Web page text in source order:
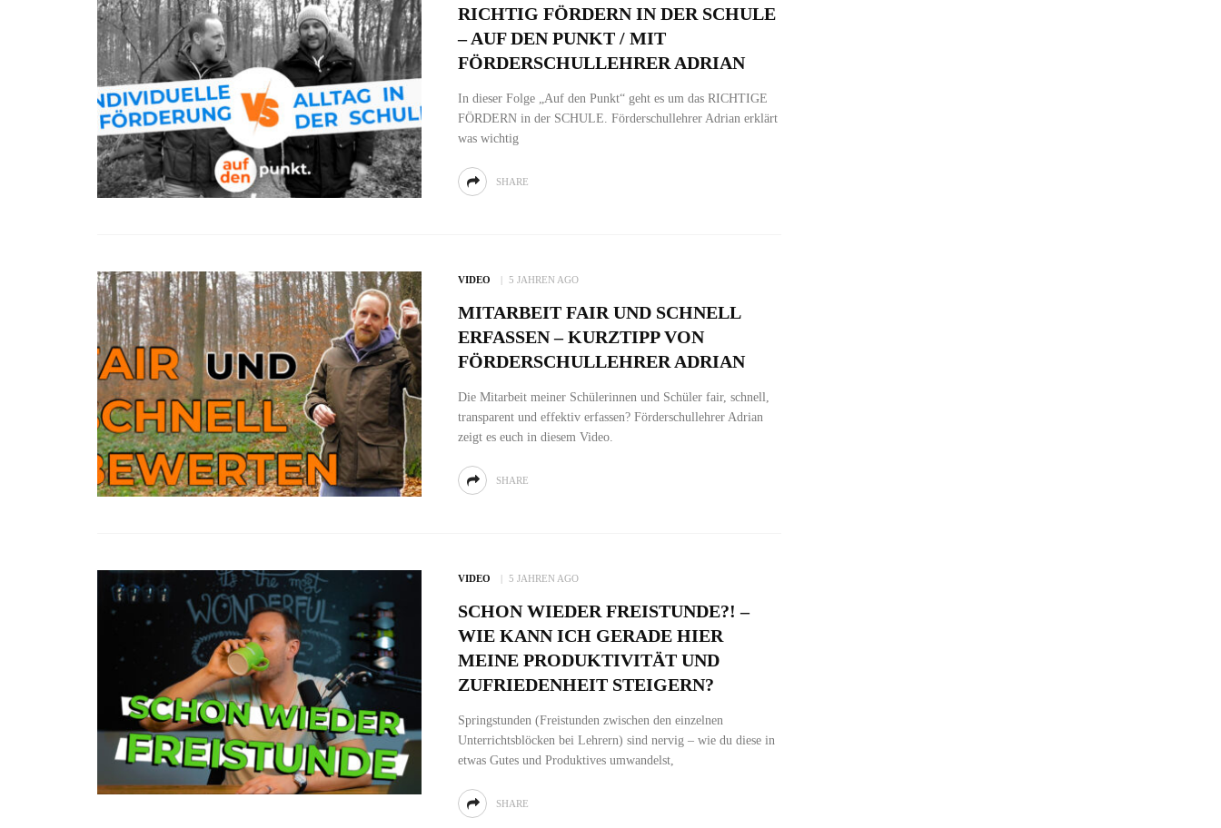
RICHTIG FÖRDERN IN DER SCHULE
– AUF DEN PUNKT / MIT
FÖRDERSCHULLEHRER ADRIAN
In dieser Folge „Auf den Punkt“ geht es um das RICHTIGE
FÖRDERN in der SCHULE. Förderschullehrer Adrian erklärt
was wichtig
SHARE
VIDEO 5 JAHREN AGO
MITARBEIT FAIR UND SCHNELL
ERFASSEN – KURZTIPP VON
FÖRDERSCHULLEHRER ADRIAN
Die Mitarbeit meiner Schülerinnen und Schüler fair, schnell,
transparent und effektiv erfassen? Förderschullehrer Adrian
zeigt es euch in diesem Video.
SHARE
VIDEO 5 JAHREN AGO
SCHON WIEDER FREISTUNDE?! –
WIE KANN ICH GERADE HIER
MEINE PRODUKTIVITÄT UND
ZUFRIEDENHEIT STEIGERN?
Springstunden (Freistunden zwischen den einzelnen
Unterrichtsblöcken bei Lehrern) sind nervig – wie du diese in
etwas Gutes und Produktives umwandelst,
SHARE